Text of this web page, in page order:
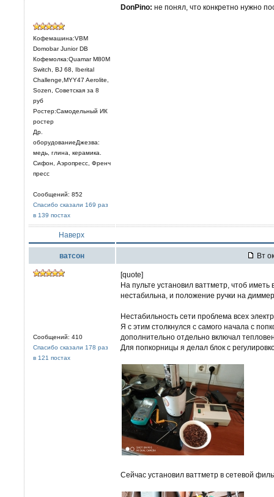
Кофемашина:VBM
Domobar Junior DB
Кофемолка:Quamar M80M
Switch, BJ 68, Iberital
Challenge,MYY47 Aerolite,
Sozen, Советская за 8
руб
Ростер:Самодельный ИК
ростер
Др.
оборудованиеДжезва:
медь, глина, керамика.
Сифон, Аэропресс, Френч
пресс
Сообщений: 852
Спасибо сказали 169 раз
в 139 постах
DonPino: не понял, что конкретно нужно
Наверх
ватсон Вт
Сообщений: 410
Спасибо сказали 178 раз
в 121 постах
[quote]
На пульте установил ваттметр, чтоб иметь
нестабильна, и положение ручки на
Нестабильность сети проблема всех
Я с этим столкнулся с самого начала с
дополнительно отдельно включал
Для попкорницы я делал блок с
Сейчас установил ваттметр в сетевой